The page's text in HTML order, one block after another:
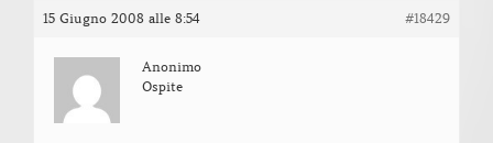
15 Giugno 2008 alle 8:54 #18429
Anonimo
Ospite